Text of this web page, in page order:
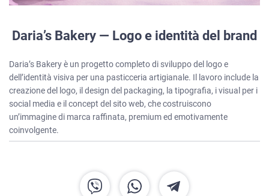
Daria’s Bakery — Logo e identità del brand
Daria’s Bakery è un progetto completo di sviluppo del logo e
dell’identità visiva per una pasticceria artigianale. Il lavoro include la
creazione del logo, il design del packaging, la tipografia, i visual per i
social media e il concept del sito web, che costruiscono
un’immagine di marca raffinata, premium ed emotivamente
coinvolgente.
HOME